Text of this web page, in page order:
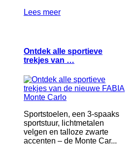
Lees meer
Ontdek alle sportieve
trekjes van …
Sportstoelen, een 3-spaaks
sportstuur, lichtmetalen
velgen en talloze zwarte
accenten – de Monte Car...